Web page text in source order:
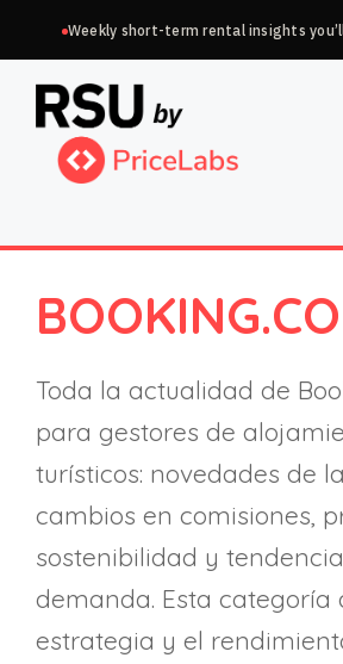
Saltar
al
contenido
Weekly short-term rental insights
Elegir
un
idioma
Toda la actualidad de
para gestores de
turísticos: novedades de
cambios en comisiones,
sostenibilidad y
demanda. Esta categoría
estrategia y el